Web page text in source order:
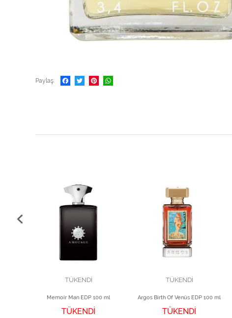
Paylaş
TÜKENDİ
Memoir Man EDP 100 ml
TÜKENDİ
TÜKENDİ
Argos Birth Of Venüs EDP 100 ml
TÜKENDİ